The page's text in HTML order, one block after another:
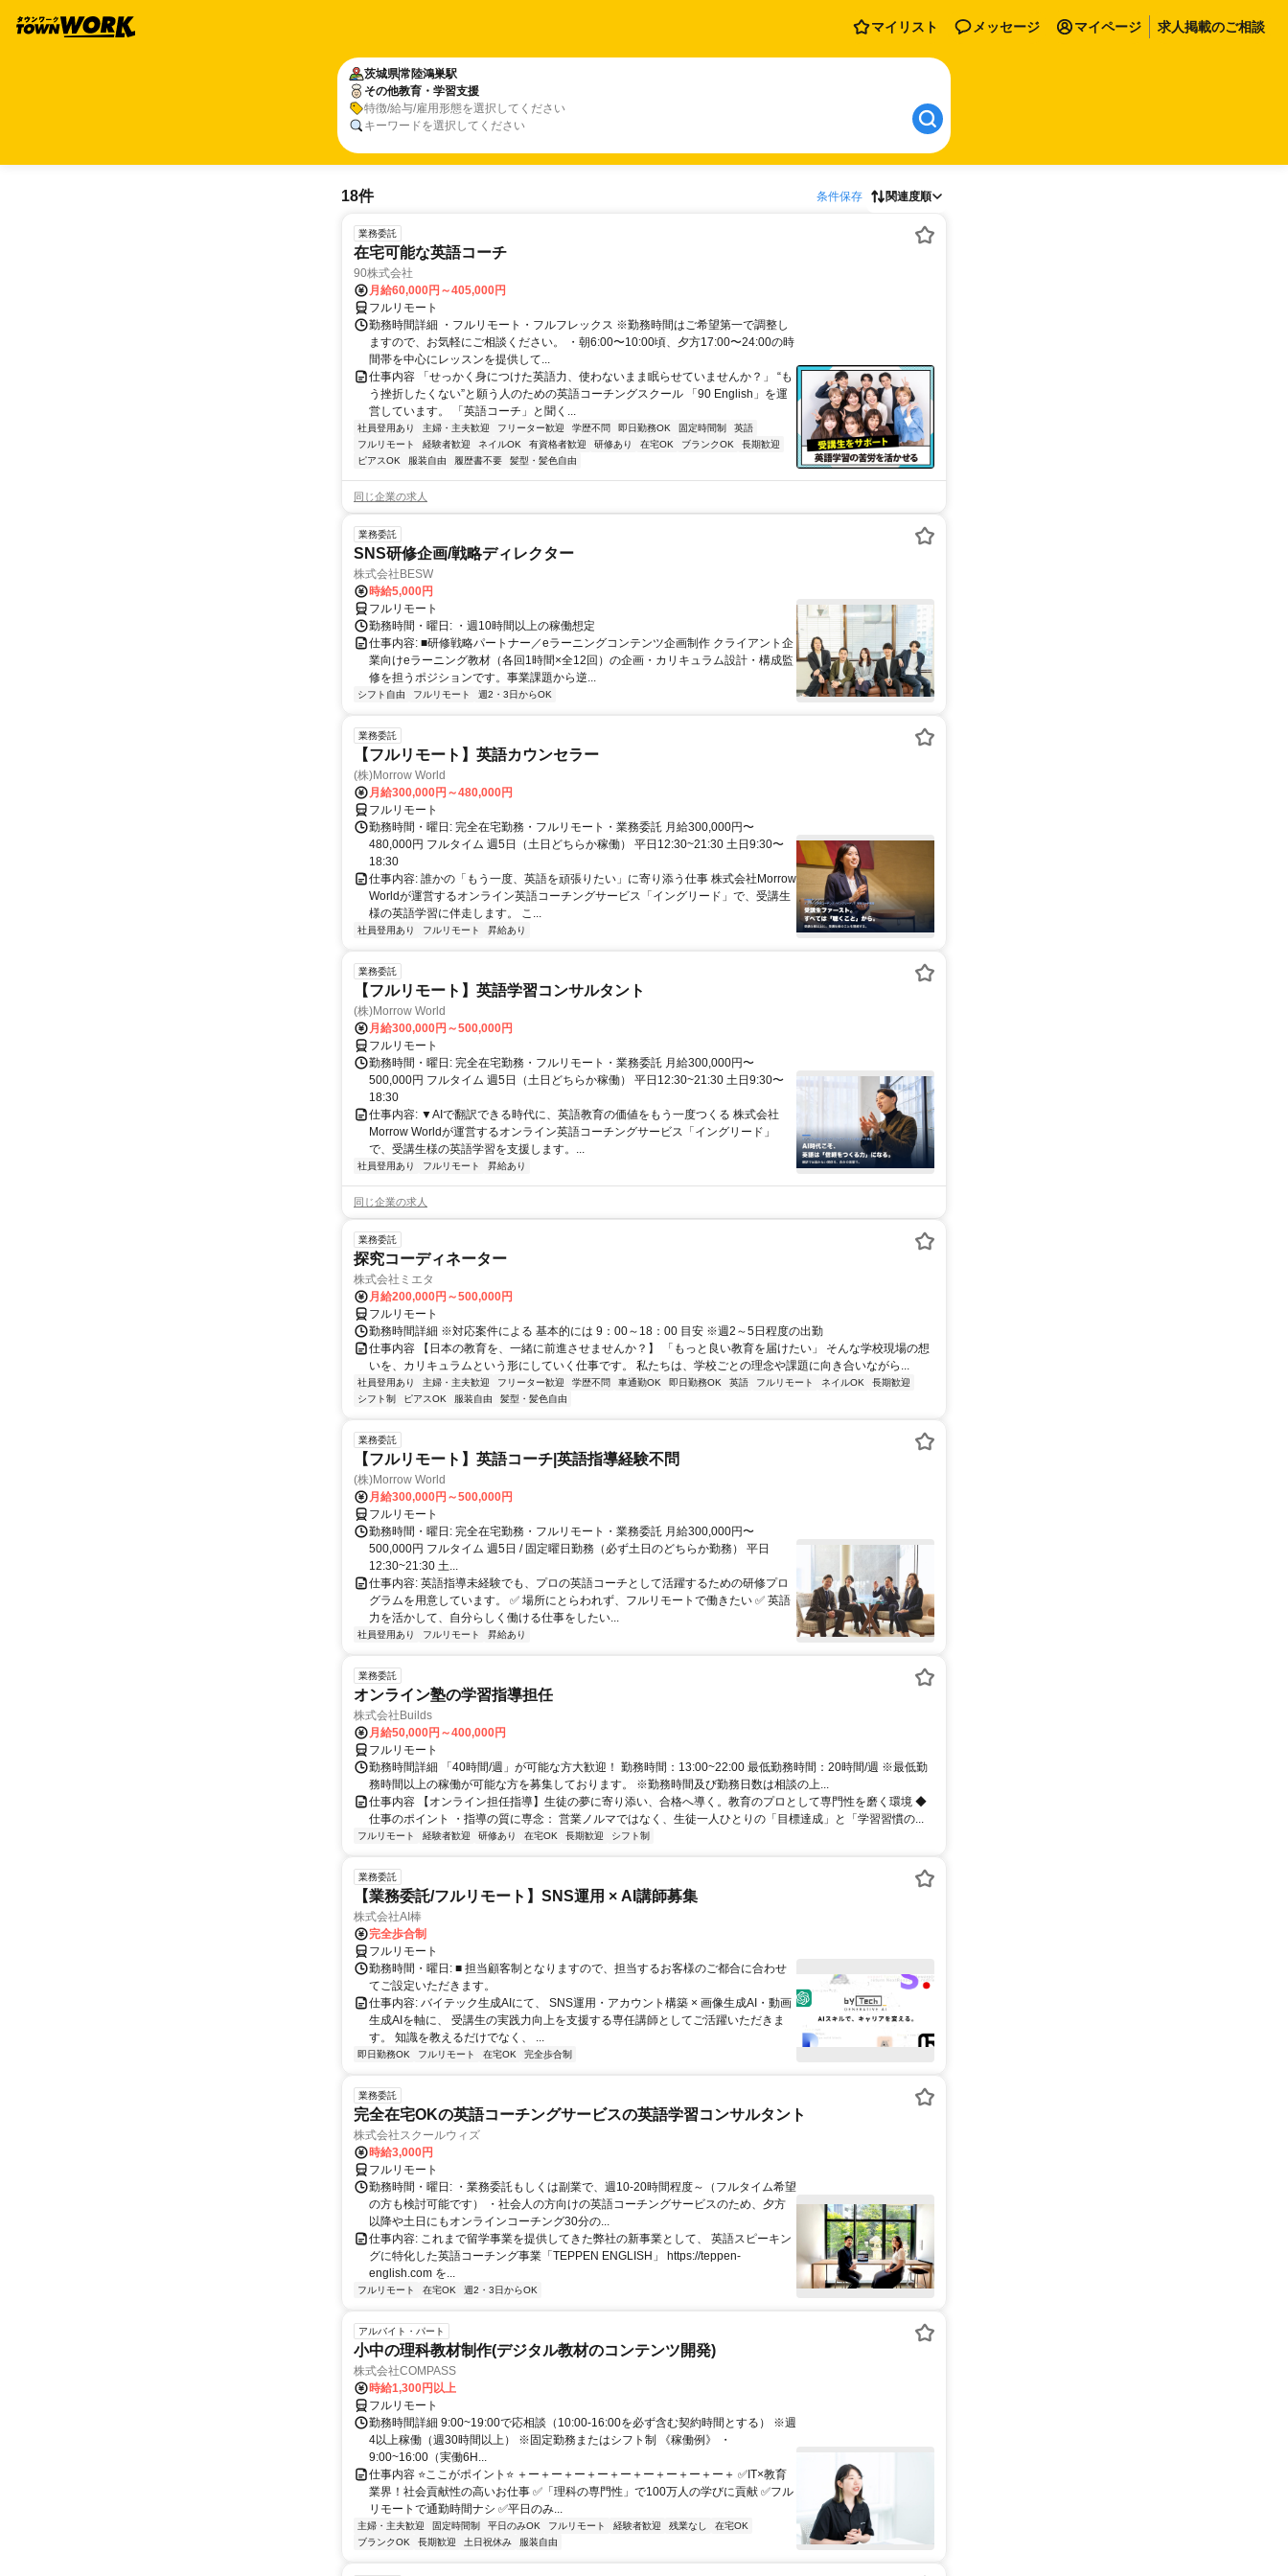
マイリスト メッセージ マイページ 求人掲載のご相談
茨城県常陸鴻巣駅
その他教育・学習支援
特徴/給与/雇用形態を選択してください
キーワードを選択してください
18件 条件保存 関連度順
業務委託
在宅可能な英語コーチ
90株式会社
月給60,000円～405,000円
フルリモート
勤務時間詳細 ・フルリモート・フルフレックス ※勤務時間はご希望第一で調整し
ますので、お気軽にご相談ください。 ・朝6:00〜10:00頃、夕方17:00〜24:00の時
間帯を中心にレッスンを提供して...
仕事内容 「せっかく身につけた英語力、使わないまま眠らせていませんか？」 “も
う挫折したくない”と願う人のための英語コーチングスクール 「90 English」を運
営しています。 「英語コーチ」と聞く...
社員登用あり 主婦・主夫歓迎 フリーター歓迎 学歴不問 即日勤務OK 固定時間制
英語
フルリモート
経験者歓迎 ネイルOK 有資格者歓迎 研修あり 在宅OK ブランクOK
長期歓迎
ピアスOK
服装自由 履歴書不要 髪型・髪色自由
同じ企業の求人
業務委託
SNS研修企画/戦略ディレクター
株式会社BESW
時給5,000円
フルリモート
勤務時間・曜日: ・週10時間以上の稼働想定
仕事内容: ■研修戦略パートナー／eラーニングコンテンツ企画制作 クライアント企
業向けeラーニング教材（各回1時間×全12回）の企画・カリキュラム設計・構成監
修を担うポジションです。事業課題から逆...
シフト自由 フルリモート 週2・3日からOK
業務委託
【フルリモート】英語カウンセラー
(株)Morrow World
月給300,000円～480,000円
フルリモート
勤務時間・曜日: 完全在宅勤務・フルリモート・業務委託 月給300,000円〜
480,000円 フルタイム 週5日（土日どちらか稼働） 平日12:30~21:30 土日9:30〜
18:30
仕事内容: 誰かの「もう一度、英語を頑張りたい」に寄り添う仕事 株式会社Morrow
Worldが運営するオンライン英語コーチングサービス「イングリード」で、受講生
様の英語学習に伴走します。 こ...
社員登用あり フルリモート 昇給あり
業務委託
【フルリモート】英語学習コンサルタント
(株)Morrow World
月給300,000円～500,000円
フルリモート
勤務時間・曜日: 完全在宅勤務・フルリモート・業務委託 月給300,000円〜
500,000円 フルタイム 週5日（土日どちらか稼働） 平日12:30~21:30 土日9:30〜
18:30
仕事内容: ▼AIで翻訳できる時代に、英語教育の価値をもう一度つくる 株式会社
Morrow Worldが運営するオンライン英語コーチングサービス「イングリード」
で、受講生様の英語学習を支援します。...
社員登用あり フルリモート 昇給あり
同じ企業の求人
業務委託
探究コーディネーター
株式会社ミエタ
月給200,000円～500,000円
フルリモート
勤務時間詳細 ※対応案件による 基本的には 9：00～18：00 目安 ※週2～5日程度の出勤
仕事内容 【日本の教育を、一緒に前進させませんか？】 「もっと良い教育を届けたい」 そんな学校現場の想
いを、カリキュラムという形にしていく仕事です。 私たちは、学校ごとの理念や課題に向き合いながら...
社員登用あり 主婦・主夫歓迎 フリーター歓迎 学歴不問 車通勤OK 即日勤務OK 英語 フルリモート ネイルOK
長期歓迎
シフト制
ピアスOK 服装自由 髪型・髪色自由
業務委託
【フルリモート】英語コーチ|英語指導経験不問
(株)Morrow World
月給300,000円～500,000円
フルリモート
勤務時間・曜日: 完全在宅勤務・フルリモート・業務委託 月給300,000円〜
500,000円 フルタイム 週5日 / 固定曜日勤務（必ず土日のどちらか勤務） 平日
12:30~21:30 土...
仕事内容: 英語指導未経験でも、プロの英語コーチとして活躍するための研修プロ
グラムを用意しています。 ✅ 場所にとらわれず、フルリモートで働きたい ✅ 英語
力を活かして、自分らしく働ける仕事をしたい...
社員登用あり フルリモート 昇給あり
業務委託
オンライン塾の学習指導担任
株式会社Builds
月給50,000円～400,000円
フルリモート
勤務時間詳細 「40時間/週」が可能な方大歓迎！ 勤務時間：13:00~22:00 最低勤務時間：20時間/週 ※最低勤
務時間以上の稼働が可能な方を募集しております。 ※勤務時間及び勤務日数は相談の上...
仕事内容 【オンライン担任指導】生徒の夢に寄り添い、合格へ導く。教育のプロとして専門性を磨く環境 ◆
仕事のポイント ・指導の質に専念： 営業ノルマではなく、生徒一人ひとりの「目標達成」と「学習習慣の...
フルリモート 経験者歓迎 研修あり 在宅OK 長期歓迎 シフト制
業務委託
【業務委託/フルリモート】SNS運用 × AI講師募集
株式会社AI棒
完全歩合制
フルリモート
勤務時間・曜日: ■ 担当顧客制となりますので、担当するお客様のご都合に合わせ
てご設定いただきます。
仕事内容: バイテック生成AIにて、 SNS運用・アカウント構築 × 画像生成AI・動画
生成AIを軸に、 受講生の実践力向上を支援する専任講師としてご活躍いただきま
す。 知識を教えるだけでなく、 ...
即日勤務OK フルリモート 在宅OK 完全歩合制
業務委託
完全在宅OKの英語コーチングサービスの英語学習コンサルタント
株式会社スクールウィズ
時給3,000円
フルリモート
勤務時間・曜日: ・業務委託もしくは副業で、週10-20時間程度～（フルタイム希望
の方も検討可能です） ・社会人の方向けの英語コーチングサービスのため、夕方
以降や土日にもオンラインコーチング30分の...
仕事内容: これまで留学事業を提供してきた弊社の新事業として、 英語スピーキン
グに特化した英語コーチング事業「TEPPEN ENGLISH」 https://teppen-
english.com を...
フルリモート 在宅OK 週2・3日からOK
アルバイト・パート
小中の理科教材制作(デジタル教材のコンテンツ開発)
株式会社COMPASS
時給1,300円以上
フルリモート
勤務時間詳細 9:00~19:00で応相談（10:00-16:00を必ず含む契約時間とする） ※週
4以上稼働（週30時間以上） ※固定勤務またはシフト制 《稼働例》 ・
9:00~16:00（実働6H...
仕事内容 ⭐ここがポイント⭐ ＋ー＋ー＋ー＋ー＋ー＋ー＋ー＋ー＋ー＋ ✅IT×教育
業界！社会貢献性の高いお仕事 ✅「理科の専門性」で100万人の学びに貢献 ✅フル
リモートで通勤時間ナシ ✅平日のみ...
主婦・主夫歓迎 固定時間制 平日のみOK フルリモート 経験者歓迎 残業なし
在宅OK
ブランクOK
長期歓迎 土日祝休み 服装自由